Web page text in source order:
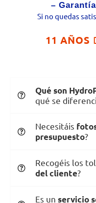
–
Si no quedas
11 AÑOS
Qué son
qué se
Necesitáis
presupuesto?
Recogéis los
del cliente?
Es un servicio